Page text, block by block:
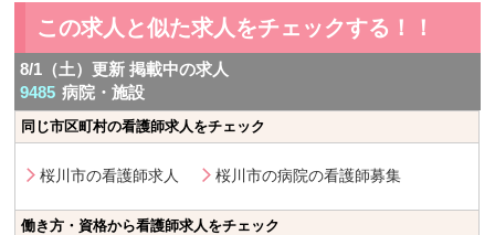
この求人と似た求人をチェックする！！
8/1（土）更新 掲載中の求人
9485 病院・施設
同じ市区町村の看護師求人をチェック
桜川市の看護師求人 桜川市の病院の看護師募集
働き方・資格から看護師求人をチェック